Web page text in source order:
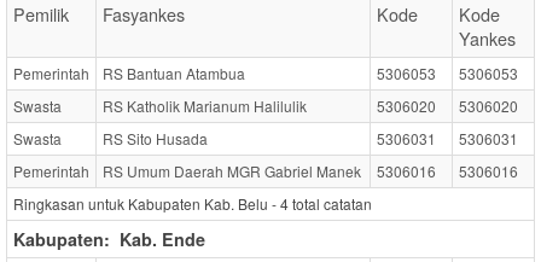
Pemilik Fasyankes Kode
Kode
Yankes
Pemerintah RS Bantuan Atambua 5306053
5306053
Swasta
RS Katholik Marianum Halilulik 5306020
5306020
Swasta
RS Sito Husada 5306031
5306031
Pemerintah
RS Umum Daerah MGR Gabriel Manek 5306016
5306016
Ringkasan untuk Kabupaten Kab. Belu -4total catatan
Kabupaten: Kab. Ende